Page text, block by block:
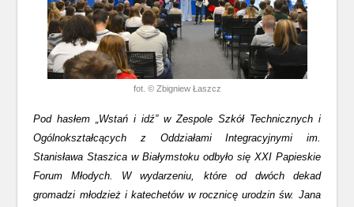
fot. © Zbigniew Łaszcz
Pod hasłem „Wstań i idź” w Zespole Szkół Technicznych i
Ogólnokształcących z Oddziałami Integracyjnymi im.
Stanisława Staszica w Białymstoku odbyło się XXI Papieskie
Forum Młodych. W wydarzeniu, które od dwóch dekad
gromadzi młodzież i katechetów w rocznicę urodzin św. Jana